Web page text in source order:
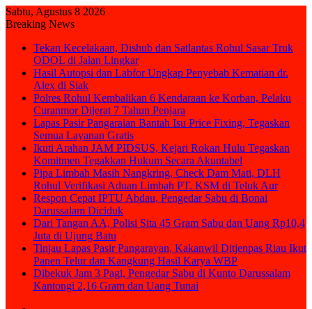
Sabtu, Agustus 8 2026
Breaking News
Tekan Kecelakaan, Dishub dan Satlantas Rohul Sasar Truk
ODOL di Jalan Lingkar
Hasil Autopsi dan Labfor Ungkap Penyebab Kematian dr.
Alex di Siak
Polres Rohul Kembalikan 6 Kendaraan ke Korban, Pelaku
Curanmor Dijerat 7 Tahun Penjara
Lapas Pasir Pangaraian Bantah Isu Price Fixing, Tegaskan
Semua Layanan Gratis
Ikuti Arahan JAM PIDSUS, Kejari Rokan Hulu Tegaskan
Komitmen Tegakkan Hukum Secara Akuntabel
Pipa Limbah Masih Nangkring, Check Dam Mati, DLH
Rohul Verifikasi Aduan Limbah PT. KSM di Teluk Aur
Respon Cepat IPTU Abdau, Pengedar Sabu di Bonai
Darussalam Diciduk
Dari Tangan AA, Polisi Sita 45 Gram Sabu dan Uang Rp10,4
Juta di Ujung Batu
Tinjau Lapas Pasir Pangarayan, Kakanwil Ditjenpas Riau Ikut
Panen Telur dan Kangkung Hasil Karya WBP
Dibekuk Jam 3 Pagi, Pengedar Sabu di Kunto Darussalam
Kantongi 2,16 Gram dan Uang Tunai